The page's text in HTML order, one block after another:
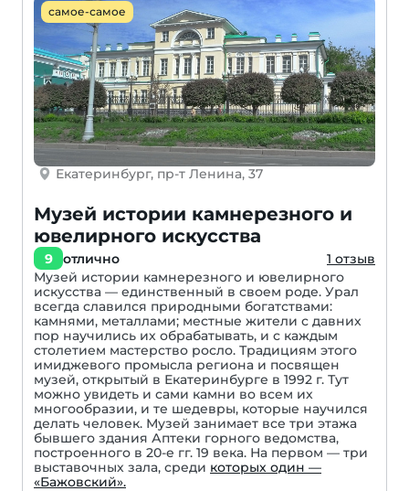
самое-самое
Екатеринбург, пр-т Ленина, 37
Музей истории камнерезного и
ювелирного искусства
9 отлично
1 отзыв
Музей истории камнерезного и ювелирного
искусства — единственный в своем роде. Урал
всегда славился природными богатствами:
камнями, металлами; местные жители с давних
пор научились их обрабатывать, и с каждым
столетием мастерство росло. Традициям этого
имиджевого промысла региона и посвящен
музей, открытый в Екатеринбурге в 1992 г. Тут
можно увидеть и сами камни во всем их
многообразии, и те шедевры, которые научился
делать человек. Музей занимает все три этажа
бывшего здания Аптеки горного ведомства,
построенного в 20-е гг. 19 века. На первом — три
выставочных зала, среди которых один —
«Бажовский».